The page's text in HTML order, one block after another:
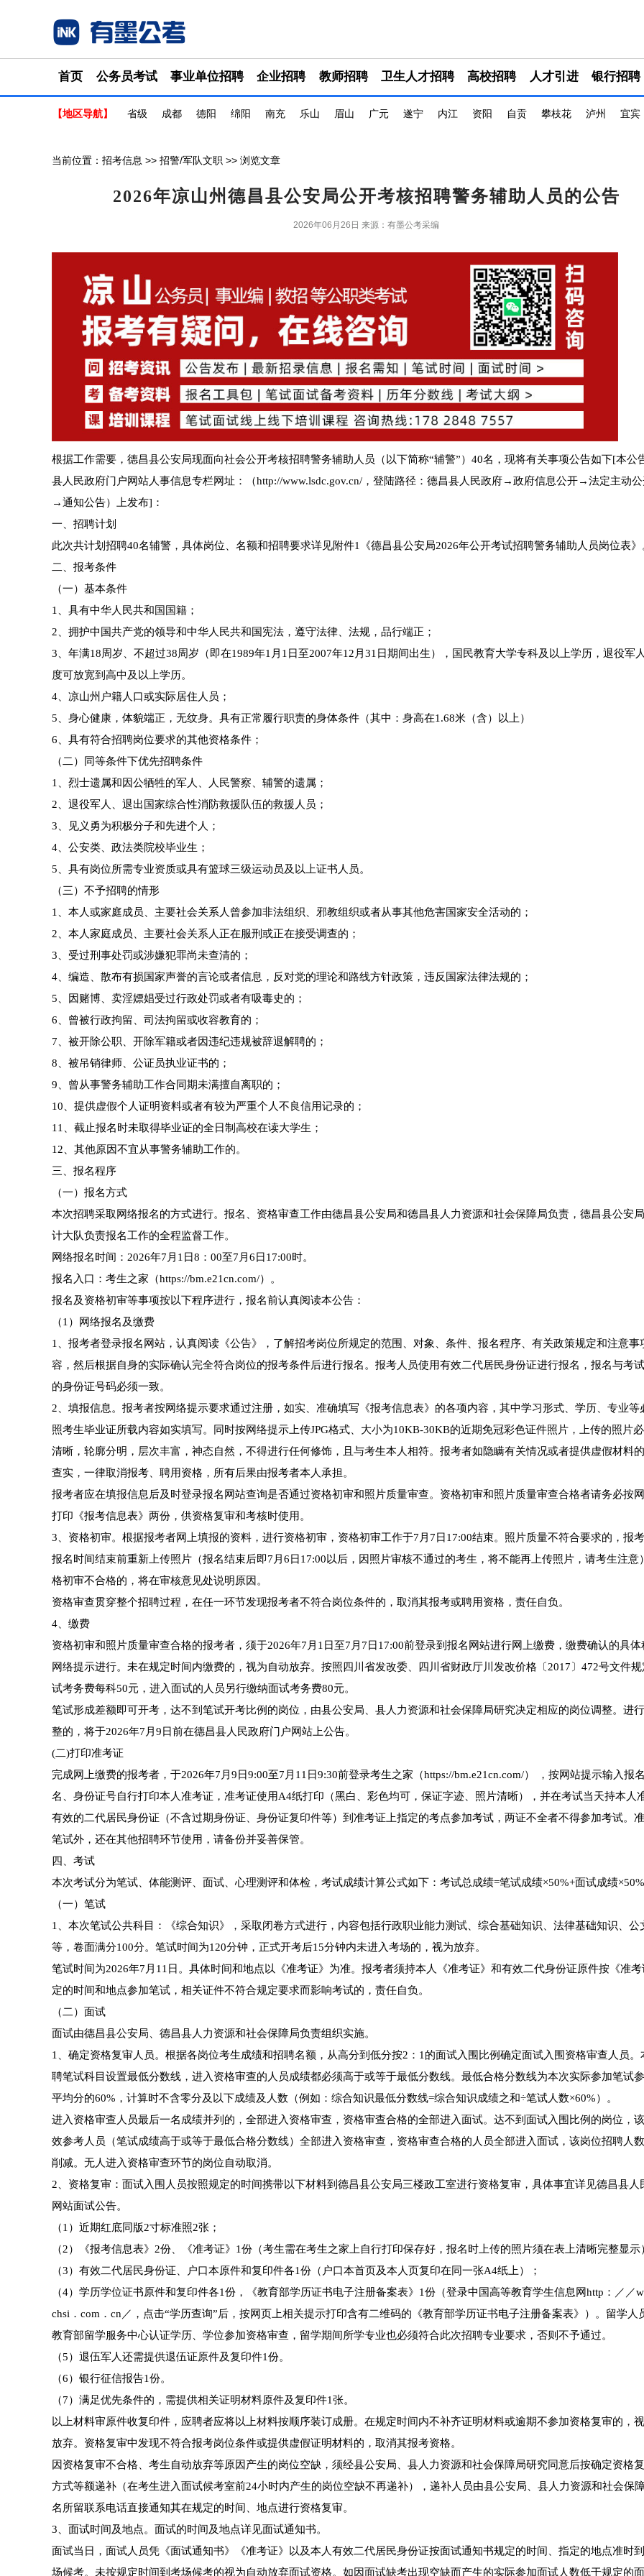
首页 公务员考试 事业单位招聘 企业招聘 教师招聘 卫生人才招聘 高校招聘 人才引进 银行招聘
【地区导航】 省级 成都 德阳 绵阳 南充 乐山 眉山 广元 遂宁 内江 资阳 自贡 攀枝花 泸州 宜宾
当前位置： 招考信息 >> 招警/军队文职 >> 浏览文章
2026年凉山州德昌县公安局公开考核招聘警务辅助人员的公告
2026年06月26日 来源：有墨公考采编
根据工作需要，德昌县公安局现面向社会公开考核招聘警务辅助人员（以下简称“辅警”）40名，现将有关事项公告如下[本公
县人民政府门户网站人事信息专栏网址：（http://www.lsdc.gov.cn/，登陆路径：德昌县人民政府→政府信息公开→法定主动
→通知公告）上发布]：
一、招聘计划
此次共计划招聘40名辅警，具体岗位、名额和招聘要求详见附件1《德昌县公安局2026年公开考试招聘警务辅助人员岗位表》
二、报考条件
（一）基本条件
1、具有中华人民共和国国籍；
2、拥护中国共产党的领导和中华人民共和国宪法，遵守法律、法规，品行端正；
3、年满18周岁、不超过38周岁（即在1989年1月1日至2007年12月31日期间出生），国民教育大学专科及以上学历，退役军
度可放宽到高中及以上学历。
4、凉山州户籍人口或实际居住人员；
5、身心健康，体貌端正，无纹身。具有正常履行职责的身体条件（其中：身高在1.68米（含）以上）
6、具有符合招聘岗位要求的其他资格条件；
（二）同等条件下优先招聘条件
1、烈士遗属和因公牺牲的军人、人民警察、辅警的遗属；
2、退役军人、退出国家综合性消防救援队伍的救援人员；
3、见义勇为积极分子和先进个人；
4、公安类、政法类院校毕业生；
5、具有岗位所需专业资质或具有篮球三级运动员及以上证书人员。
（三）不予招聘的情形
1、本人或家庭成员、主要社会关系人曾参加非法组织、邪教组织或者从事其他危害国家安全活动的；
2、本人家庭成员、主要社会关系人正在服刑或正在接受调查的；
3、受过刑事处罚或涉嫌犯罪尚未查清的；
4、编造、散布有损国家声誉的言论或者信息，反对党的理论和路线方针政策，违反国家法律法规的；
5、因赌博、卖淫嫖娼受过行政处罚或者有吸毒史的；
6、曾被行政拘留、司法拘留或收容教育的；
7、被开除公职、开除军籍或者因违纪违规被辞退解聘的；
8、被吊销律师、公证员执业证书的；
9、曾从事警务辅助工作合同期未满擅自离职的；
10、提供虚假个人证明资料或者有较为严重个人不良信用记录的；
11、截止报名时未取得毕业证的全日制高校在读大学生；
12、其他原因不宜从事警务辅助工作的。
三、报名程序
（一）报名方式
本次招聘采取网络报名的方式进行。报名、资格审查工作由德昌县公安局和德昌县人力资源和社会保障局负责，德昌县公安
计大队负责报名工作的全程监督工作。
网络报名时间：2026年7月1日8：00至7月6日17:00时。
报名入口：考生之家（https://bm.e21cn.com/）。
报名及资格初审等事项按以下程序进行，报名前认真阅读本公告：
（1）网络报名及缴费
1、报考者登录报名网站，认真阅读《公告》，了解招考岗位所规定的范围、对象、条件、报名程序、有关政策规定和注意事
容，然后根据自身的实际确认完全符合岗位的报考条件后进行报名。报考人员使用有效二代居民身份证进行报名，报名与考
的身份证号码必须一致。
2、填报信息。报考者按网络提示要求通过注册，如实、准确填写《报考信息表》的各项内容，其中学习形式、学历、专业等
照考生毕业证所载内容如实填写。同时按网络提示上传JPG格式、大小为10KB-30KB的近期免冠彩色证件照片，上传的照片
清晰，轮廓分明，层次丰富，神态自然，不得进行任何修饰，且与考生本人相符。报考者如隐瞒有关情况或者提供虚假材料
查实，一律取消报考、聘用资格，所有后果由报考者本人承担。
报考者应在填报信息后及时登录报名网站查询是否通过资格初审和照片质量审查。资格初审和照片质量审查合格者请务必按
打印《报考信息表》两份，供资格复审和考核时使用。
3、资格初审。根据报考者网上填报的资料，进行资格初审，资格初审工作于7月7日17:00结束。照片质量不符合要求的，报
报名时间结束前重新上传照片（报名结束后即7月6日17:00以后，因照片审核不通过的考生，将不能再上传照片，请考生注意
格初审不合格的，将在审核意见处说明原因。
资格审查贯穿整个招聘过程，在任一环节发现报考者不符合岗位条件的，取消其报考或聘用资格，责任自负。
4、缴费
资格初审和照片质量审查合格的报考者，须于2026年7月1日至7月7日17:00前登录到报名网站进行网上缴费，缴费确认的具体
网络提示进行。未在规定时间内缴费的，视为自动放弃。按照四川省发改委、四川省财政厅川发改价格〔2017〕472号文件
试考务费每科50元，进入面试的人员另行缴纳面试考务费80元。
笔试形成差额即可开考，达不到笔试开考比例的岗位，由县公安局、县人力资源和社会保障局研究决定相应的岗位调整。进
整的，将于2026年7月9日前在德昌县人民政府门户网站上公告。
(二)打印准考证
完成网上缴费的报考者，于2026年7月9日9:00至7月11日9:30前登录考生之家（https://bm.e21cn.com/） ，按网站提示输入报
名、身份证号自行打印本人准考证，准考证使用A4纸打印（黑白、彩色均可，保证字迹、照片清晰），并在考试当天持本人
有效的二代居民身份证（不含过期身份证、身份证复印件等）到准考证上指定的考点参加考试，两证不全者不得参加考试。
笔试外，还在其他招聘环节使用，请备份并妥善保管。
四、考试
本次考试分为笔试、体能测评、面试、心理测评和体检，考试成绩计算公式如下：考试总成绩=笔试成绩×50%+面试成绩×50%
（一）笔试
1、本次笔试公共科目：《综合知识》，采取闭卷方式进行，内容包括行政职业能力测试、综合基础知识、法律基础知识、公
等，卷面满分100分。笔试时间为120分钟，正式开考后15分钟内未进入考场的，视为放弃。
笔试时间为2026年7月11日。具体时间和地点以《准考证》为准。报考者须持本人《准考证》和有效二代身份证原件按《准
定的时间和地点参加笔试，相关证件不符合规定要求而影响考试的，责任自负。
（二）面试
面试由德昌县公安局、德昌县人力资源和社会保障局负责组织实施。
1、确定资格复审人员。根据各岗位考生成绩和招聘名额，从高分到低分按2：1的面试入围比例确定面试入围资格审查人员。
聘笔试科目设置最低分数线，进入资格审查的人员成绩都必须高于或等于最低分数线。最低合格分数线为本次实际参加笔试
平均分的60%，计算时不含零分及以下成绩及人数（例如：综合知识最低分数线=综合知识成绩之和÷笔试人数×60%）。
进入资格审查人员最后一名成绩并列的，全部进入资格审查，资格审查合格的全部进入面试。达不到面试入围比例的岗位，
效参考人员（笔试成绩高于或等于最低合格分数线）全部进入资格审查，资格审查合格的人员全部进入面试，该岗位招聘人
削减。无人进入资格审查环节的岗位自动取消。
2、资格复审：面试入围人员按照规定的时间携带以下材料到德昌县公安局三楼政工室进行资格复审，具体事宜详见德昌县人
网站面试公告。
（1）近期红底同版2寸标准照2张；
（2）《报考信息表》2份、《准考证》1份（考生需在考生之家上自行打印保存好，报名时上传的照片须在表上清晰完整显示
（3）有效二代居民身份证、户口本原件和复印件各1份（户口本首页及本人页复印在同一张A4纸上）；
（4）学历学位证书原件和复印件各1份，《教育部学历证书电子注册备案表》1份（登录中国高等教育学生信息网http：／／
chsi．com．cn／，点击“学历查询”后，按网页上相关提示打印含有二维码的《教育部学历证书电子注册备案表》）。留学人
教育部留学服务中心认证学历、学位参加资格审查，留学期间所学专业也必须符合此次招聘专业要求，否则不予通过。
（5）退伍军人还需提供退伍证原件及复印件1份。
（6）银行征信报告1份。
（7）满足优先条件的，需提供相关证明材料原件及复印件1张。
以上材料审原件收复印件，应聘者应将以上材料按顺序装订成册。在规定时间内不补齐证明材料或逾期不参加资格复审的，
放弃。资格复审中发现不符合报考岗位条件或提供虚假证明材料的，取消其报考资格。
因资格复审不合格、考生自动放弃等原因产生的岗位空缺，须经县公安局、县人力资源和社会保障局研究同意后按确定资格
方式等额递补（在考生进入面试候考室前24小时内产生的岗位空缺不再递补），递补人员由县公安局、县人力资源和社会保
名所留联系电话直接通知其在规定的时间、地点进行资格复审。
3、面试时间及地点。面试的时间及地点详见面试通知书。
面试当日，面试人员凭《面试通知书》《准考证》以及本人有效二代居民身份证按面试通知书规定的时间、指定的地点准时
场候考。未按规定时间到考场候考的视为自动放弃面试资格。如因面试缺考出现空缺而产生的实际参加面试人数低于规定的